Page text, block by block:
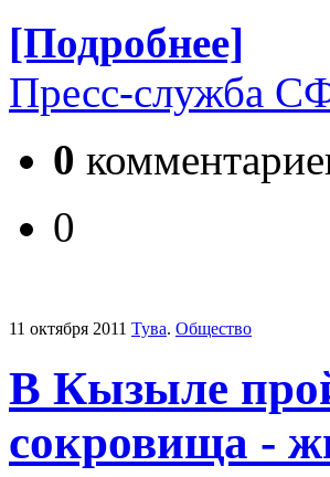
[Подробнее]
Пресс-служба
0
0
11 октября 2011 Тува. Общество
В Кызыле
сокровища -